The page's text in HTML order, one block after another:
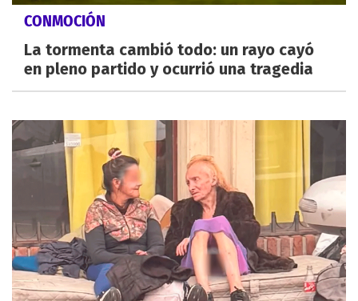
CONMOCIÓN
La tormenta cambió todo: un rayo cayó
en pleno partido y ocurrió una tragedia